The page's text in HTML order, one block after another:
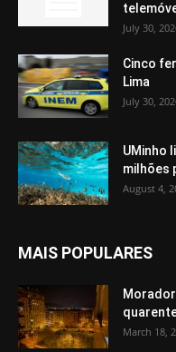
July 30,
Cinco
Lima
July 30,
UMinho
milhões
August 4,
MAIS POPULARES
March 18,